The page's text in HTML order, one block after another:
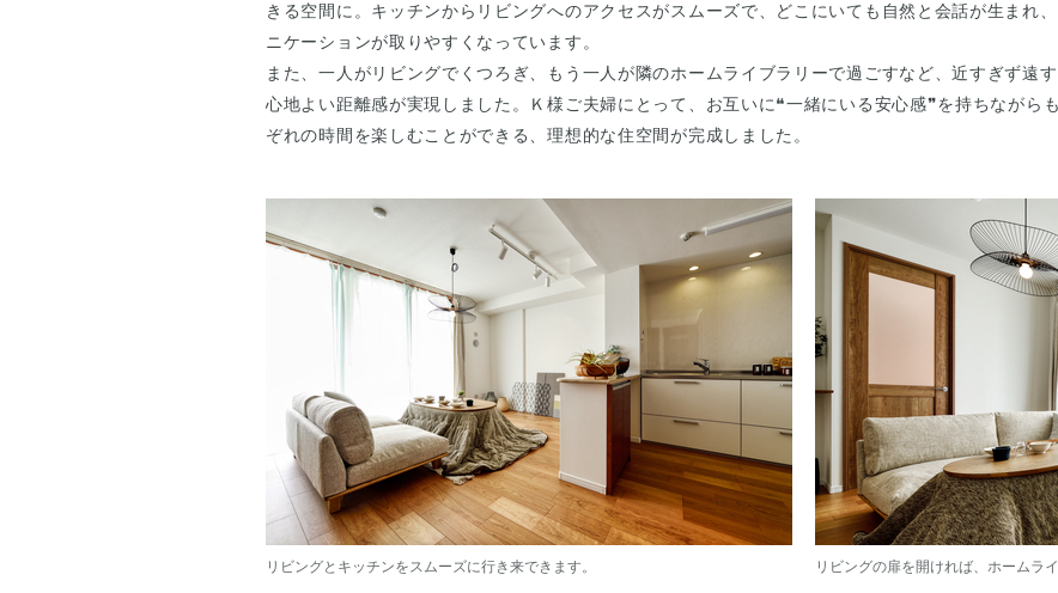
きる空間に。キッチンからリビングへのアクセスがスムーズで、どこにいても自然と会話が生まれ、
ニケーションが取りやすくなっています。
また、一人がリビングでくつろぎ、もう一人が隣のホームライブラリーで過ごすなど、近すぎず遠
心地よい距離感が実現しました。Ｋ様ご夫婦にとって、お互いに❝一緒にいる安心感❞を持ちながら
ぞれの時間を楽しむことができる、理想的な住空間が完成しました。
リビングとキッチンをスムーズに行き来できます。 リビングの扉を開ければ、ホームラ